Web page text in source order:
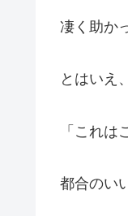
凄く助か
とはいえ
「これ
都合のい